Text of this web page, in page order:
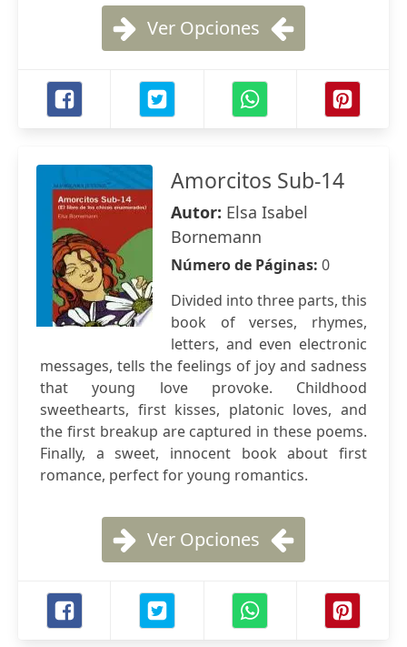
Ver Opciones
Amorcitos Sub-14
Autor: Elsa Isabel
Bornemann
Número de Páginas: 0
Divided into three parts, this
book of verses, rhymes,
letters, and even electronic
messages, tells the feelings of joy and sadness
that young love provoke. Childhood
sweethearts, first kisses, platonic loves, and
the first breakup are captured in these poems.
Finally, a sweet, innocent book about first
romance, perfect for young romantics.
Ver Opciones